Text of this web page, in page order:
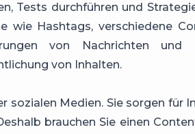
Tests durchführen und
wie Hashtags, verschiedene
von Nachrichten und
von Inhalten.
sozialen Medien. Sie sorgen für
brauchen Sie einen